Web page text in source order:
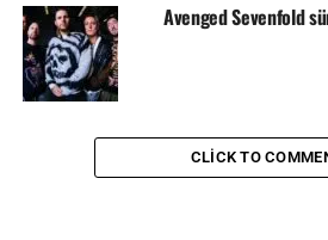
Avenged Sevenfold
CLICK TO